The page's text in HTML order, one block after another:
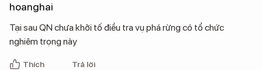
hoanghai
Tại sau QN chưa khởi tố điều tra vụ phá rừng có tổ chức
nghiêm trọng này
Thích Trả lời